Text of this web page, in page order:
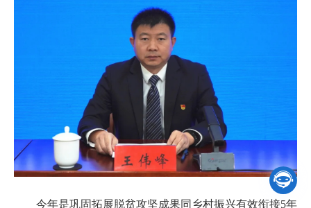

今年是巩固拓展脱贫攻坚成果同乡村振兴有效衔接5年